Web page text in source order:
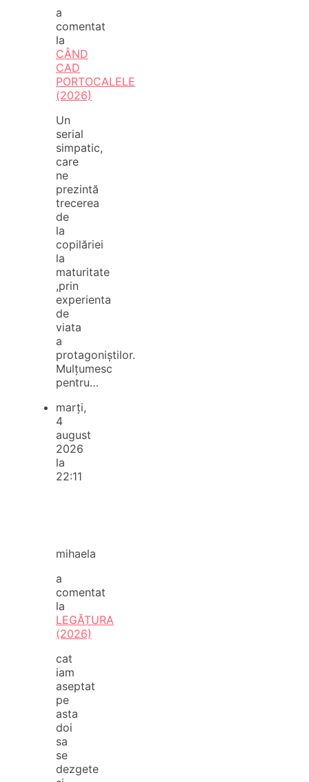
a
comentat
la
CÂND
CAD
PORTOCALELE
(2026)
Un
serial
simpatic,
care
ne
prezintă
trecerea
de
la
copilăriei
la
maturitate
,prin
experienta
de
viata
a
protagoniștilor.
Mulțumesc
pentru…
marți,
4
august
2026
la
22:11
mihaela
a
comentat
la
LEGĂTURA
(2026)
cat
iam
aseptat
pe
asta
doi
sa
se
dezgete